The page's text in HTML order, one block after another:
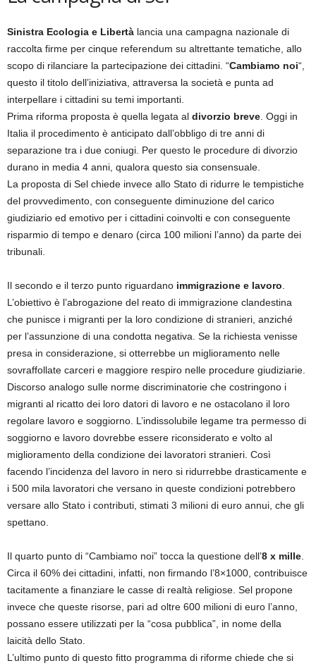
Sinistra Ecologia e Libertà lancia una campagna nazionale di
raccolta firme per cinque referendum su altrettante tematiche, allo
scopo di rilanciare la partecipazione dei cittadini. “Cambiamo noi“,
questo il titolo dell’iniziativa, attraversa la società e punta ad
interpellare i cittadini su temi importanti.
Prima riforma proposta è quella legata al divorzio breve. Oggi in
Italia il procedimento è anticipato dall’obbligo di tre anni di
separazione tra i due coniugi. Per questo le procedure di divorzio
durano in media 4 anni, qualora questo sia consensuale.
La proposta di Sel chiede invece allo Stato di ridurre le tempistiche
del provvedimento, con conseguente diminuzione del carico
giudiziario ed emotivo per i cittadini coinvolti e con conseguente
risparmio di tempo e denaro (circa 100 milioni l’anno) da parte dei
tribunali.
Il secondo e il terzo punto riguardano immigrazione e lavoro.
L’obiettivo è l’abrogazione del reato di immigrazione clandestina
che punisce i migranti per la loro condizione di stranieri, anziché
per l’assunzione di una condotta negativa. Se la richiesta venisse
presa in considerazione, si otterrebbe un miglioramento nelle
sovraffollate carceri e maggiore respiro nelle procedure giudiziarie.
Discorso analogo sulle norme discriminatorie che costringono i
migranti al ricatto dei loro datori di lavoro e ne ostacolano il loro
regolare lavoro e soggiorno. L’indissolubile legame tra permesso di
soggiorno e lavoro dovrebbe essere riconsiderato e volto al
miglioramento della condizione dei lavoratori stranieri. Così
facendo l’incidenza del lavoro in nero si ridurrebbe drasticamente e
i 500 mila lavoratori che versano in queste condizioni potrebbero
versare allo Stato i contributi, stimati 3 milioni di euro annui, che gli
spettano.
Il quarto punto di “Cambiamo noi” tocca la questione dell’8 x mille.
Circa il 60% dei cittadini, infatti, non firmando l’8×1000, contribuisce
tacitamente a finanziare le casse di realtà religiose. Sel propone
invece che queste risorse, pari ad oltre 600 milioni di euro l’anno,
possano essere utilizzati per la “cosa pubblica”, in nome della
laicità dello Stato.
L’ultimo punto di questo fitto programma di riforme chiede che si